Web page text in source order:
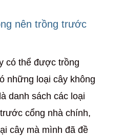
nên trồng trước
có thể được trồng
những loại cây không
danh sách các loại
cổng nhà chính,
cây mà mình đã đề